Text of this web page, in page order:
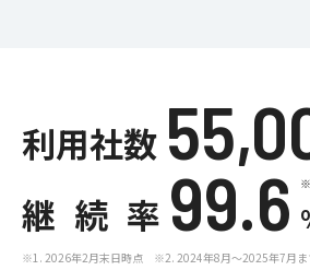
利用社数
継続率99.6
※1. 2026年2月末日時点 ※2. 2024年8月～2025年7月ま